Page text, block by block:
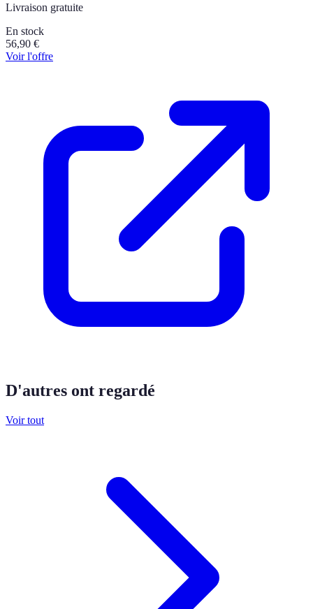
Livraison gratuite
En stock
56,90 €
Voir l'offre
D'autres ont regardé
Voir tout